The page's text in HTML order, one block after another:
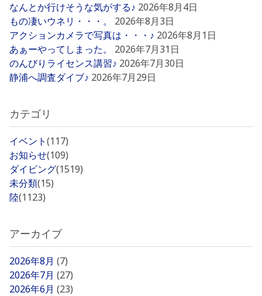
なんとか行けそうな気がする♪ 2026年8月4日
もの凄いウネリ・・・。
2026年8月3日
アクションカメラで写真は・・・♪ 2026年8月1日
あぁーやってしまった。
2026年7月31日
のんびりライセンス講習♪ 2026年7月30日
静浦へ調査ダイブ♪ 2026年7月29日
カテゴリ
イベント(117)
お知らせ(109)
ダイビング(1519)
未分類(15)
陸(1123)
アーカイブ
2026年8月 (7)
2026年7月 (27)
2026年6月 (23)